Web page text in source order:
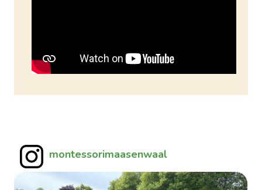
montessorimaasenwaal